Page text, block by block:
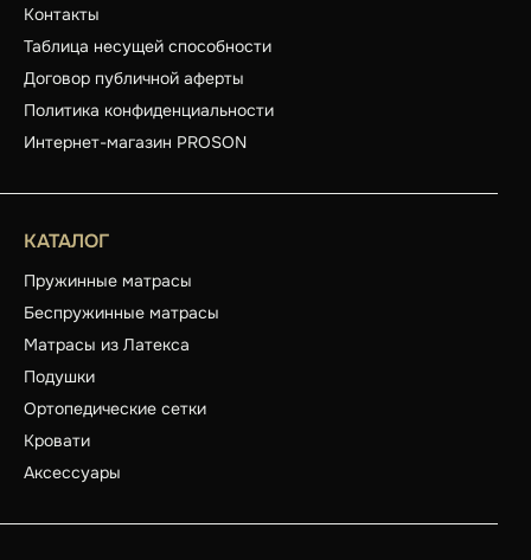
Контакты
Таблица несущей способности
Договор публичной аферты
Политика конфиденциальности
Интернет-магазин PROSON
КАТАЛОГ
Пружинные матрасы
Беспружинные матрасы
Матрасы из Латекса
Подушки
Ортопедические сетки
Кровати
Аксессуары